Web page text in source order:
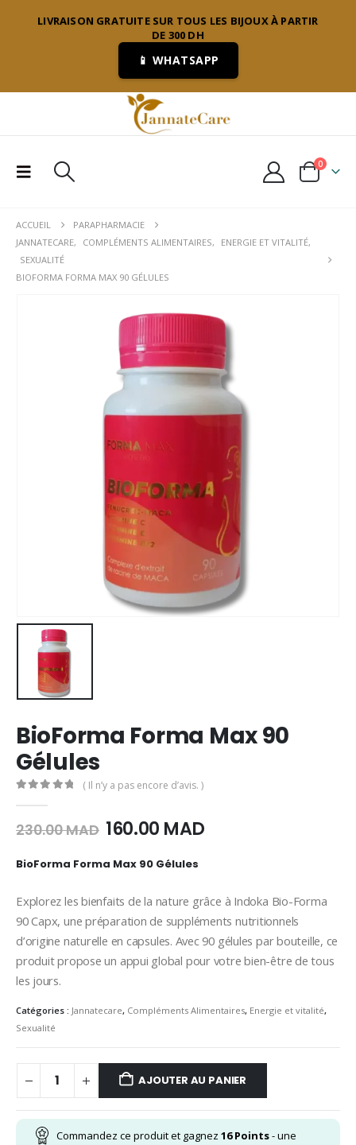
LIVRAISON GRATUITE SUR TOUS LES BIJOUX À PARTIR
DE 300 DH
📱 WHATSAPP
0
ACCUEIL
PARAPHARMACIE
JANNATECARE, COMPLÉMENTS ALIMENTAIRES, ENERGIE ET VITALITÉ,
SEXUALITÉ
BIOFORMA FORMA MAX 90 GÉLULES
BioForma Forma Max 90
Gélules
( Il n’y a pas encore d’avis. )
230.00MAD Le
initial
230.00
MAD.
160.00 MADLe
160.00
MAD.
BioForma Forma Max 90 Gélules
Explorez lesbienfaits dela nature grâce à Indoka
90Capx, unepréparation de suppléments
d’origine naturelle en capsules. Avec90 gélulesparbouteille,
produitproposeun appui global pour votrebien-être de
les jours.
Catégories : Jannatecare, Compléments Alimentaires, Energie et vitalité,
Sexualité
AJOUTER AU PANIER
Commandez ce produit et gagnez 16Points- une